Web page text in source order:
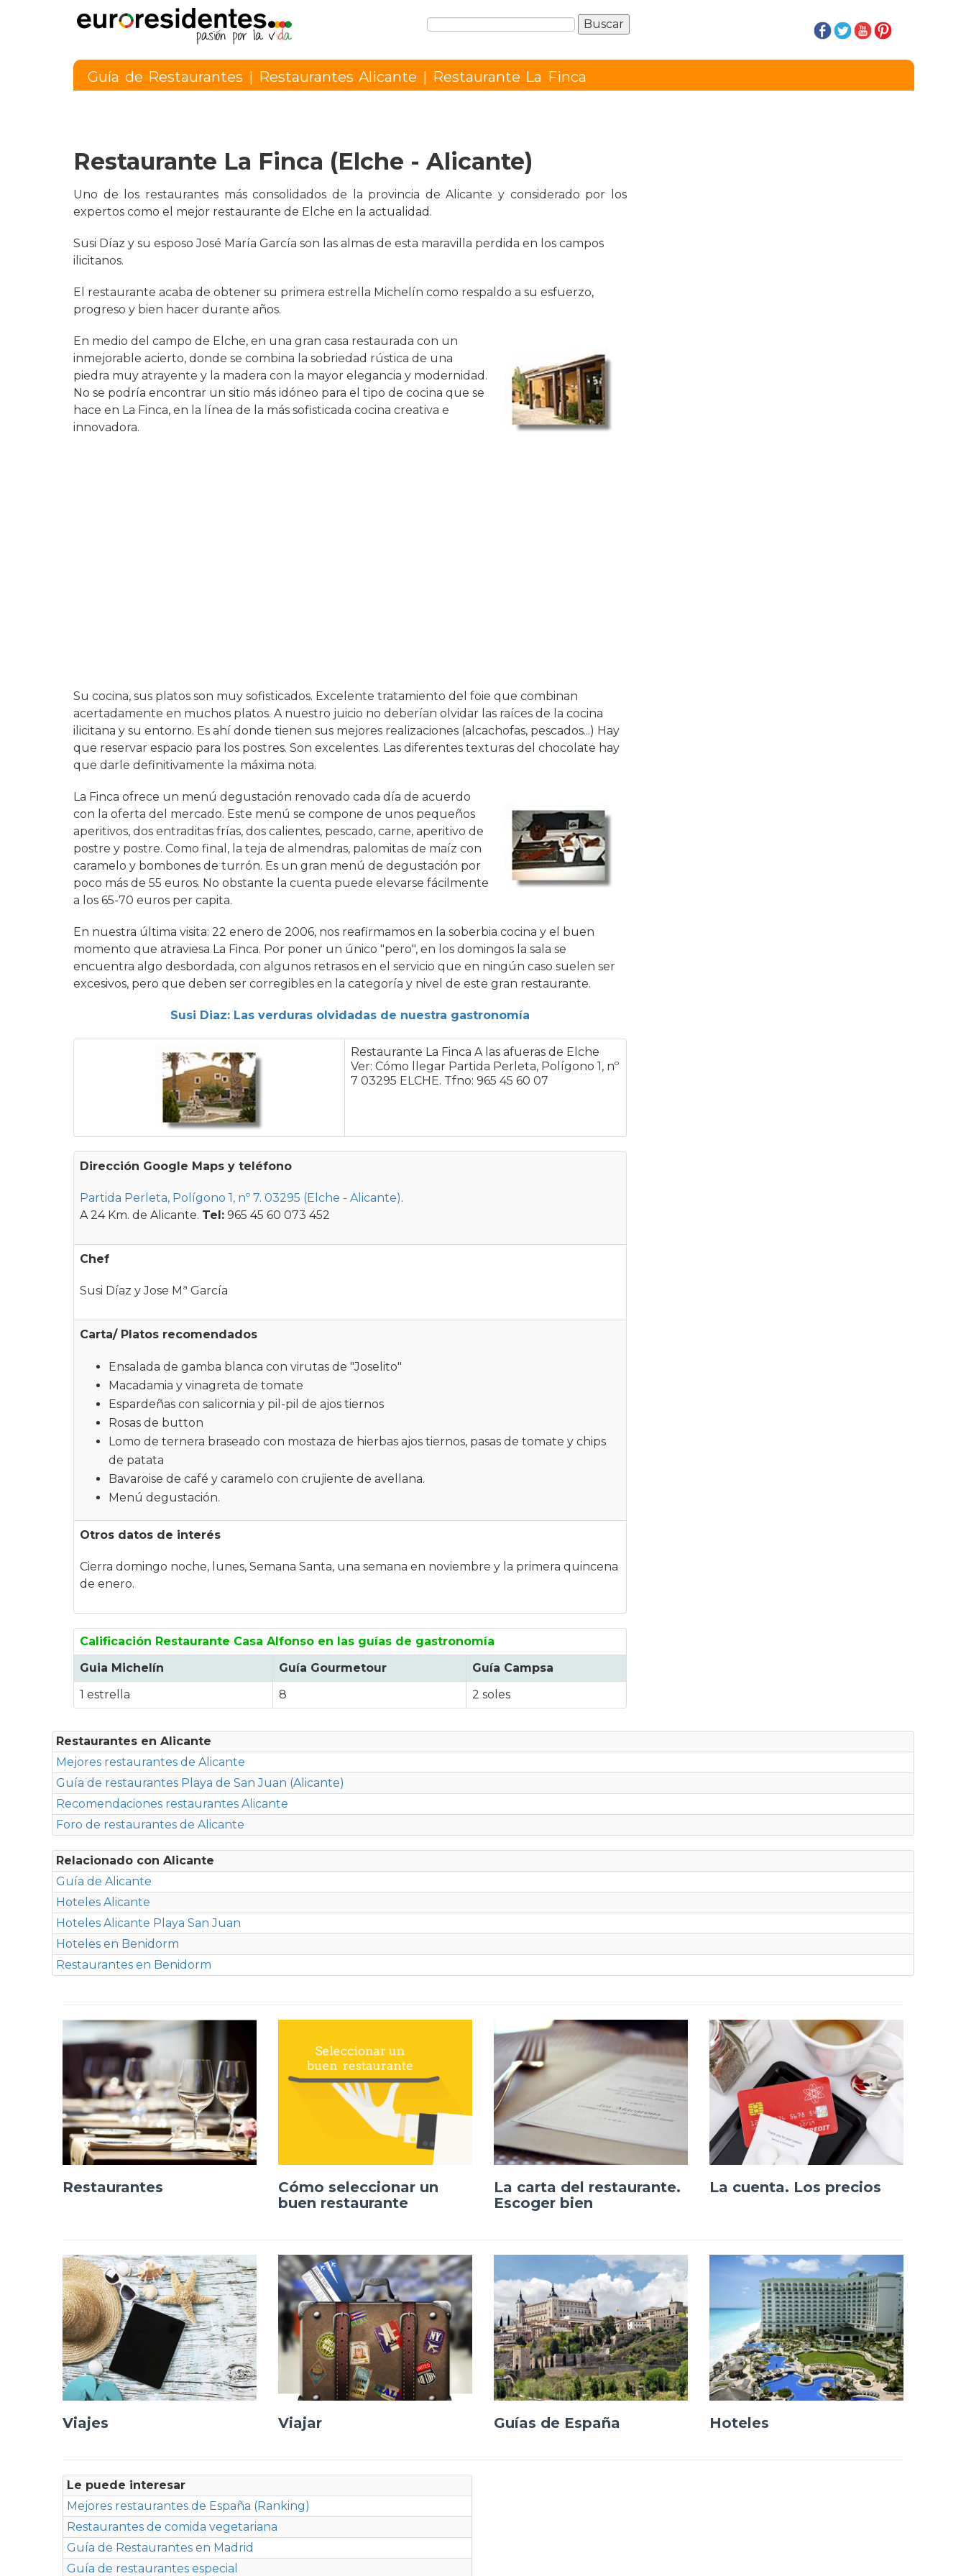
Guía de Restaurantes | Restaurantes Alicante | Restaurante La Finca
Restaurante La Finca (Elche - Alicante)
Uno de los restaurantes más consolidados de la provincia de Alicante y considerado por los
expertos como el mejor restaurante de Elche en la actualidad.
Susi Díaz y su esposo José María García son las almas de esta maravilla perdida en los campos
ilicitanos.
El restaurante acaba de obtener su primera estrella Michelín como respaldo a su esfuerzo,
progreso y bien hacer durante años.
En medio del campo de Elche, en una gran casa restaurada con un
inmejorable acierto, donde se combina la sobriedad rústica de una
piedra muy atrayente y la madera con la mayor elegancia y modernidad.
No se podría encontrar un sitio más idóneo para el tipo de cocina que se
hace en La Finca, en la línea de la más sofisticada cocina creativa e
innovadora.
Su cocina, sus platos son muy sofisticados. Excelente tratamiento del foie que combinan
acertadamente en muchos platos. A nuestro juicio no deberían olvidar las raíces de la cocina
ilicitana y su entorno. Es ahí donde tienen sus mejores realizaciones (alcachofas, pescados...) Hay
que reservar espacio para los postres. Son excelentes. Las diferentes texturas del chocolate hay
que darle definitivamente la máxima nota.
La Finca ofrece un menú degustación renovado cada día de acuerdo
con la oferta del mercado. Este menú se compone de unos pequeños
aperitivos, dos entraditas frías, dos calientes, pescado, carne, aperitivo de
postre y postre. Como final, la teja de almendras, palomitas de maíz con
caramelo y bombones de turrón. Es un gran menú de degustación por
poco más de 55 euros. No obstante la cuenta puede elevarse fácilmente
a los 65-70 euros per capita.
En nuestra última visita: 22 enero de 2006, nos reafirmamos en la soberbia cocina y el buen
momento que atraviesa La Finca. Por poner un único "pero", en los domingos la sala se
encuentra algo desbordada, con algunos retrasos en el servicio que en ningún caso suelen ser
excesivos, pero que deben ser corregibles en la categoría y nivel de este gran restaurante.
Susi Diaz: Las verduras olvidadas de nuestra gastronomía
Restaurante La Finca A las afueras de Elche
Ver: Cómo llegar Partida Perleta, Polígono 1, nº
7 03295 ELCHE. Tfno: 965 45 60 07
Dirección Google Maps y teléfono
Partida Perleta, Polígono 1, nº 7. 03295 (Elche - Alicante).
A 24 Km. de Alicante. Tel: 965 45 60 073 452
Chef
Susi Díaz y Jose Mª García
Carta/ Platos recomendados
Ensalada de gamba blanca con virutas de "Joselito"
Macadamia y vinagreta de tomate
Espardeñas con salicornia y pil-pil de ajos tiernos
Rosas de button
Lomo de ternera braseado con mostaza de hierbas ajos tiernos, pasas de tomate y chips
de patata
Bavaroise de café y caramelo con crujiente de avellana.
Menú degustación.
Otros datos de interés
Cierra domingo noche, lunes, Semana Santa, una semana en noviembre y la primera quincena
de enero.
Calificación Restaurante Casa Alfonso en las guías de gastronomía
Guia Michelín
Guía Gourmetour
Guía Campsa
1 estrella
8 2 soles
Restaurantes en Alicante
Mejores restaurantes de Alicante
Guía de restaurantes Playa de San Juan (Alicante)
Recomendaciones restaurantes Alicante
Foro de restaurantes de Alicante
Relacionado con Alicante
Guía de Alicante
Hoteles Alicante
Hoteles Alicante Playa San Juan
Hoteles en Benidorm
Restaurantes en Benidorm
Restaurantes
Cómo seleccionar un
buen restaurante
La carta del restaurante.
Escoger bien
La cuenta. Los precios
Viajes Viajar Guías de España Hoteles
Le puede interesar
Mejores restaurantes de España (Ranking)
Restaurantes de comida vegetariana
Guía de Restaurantes en Madrid
Guía de restaurantes especial